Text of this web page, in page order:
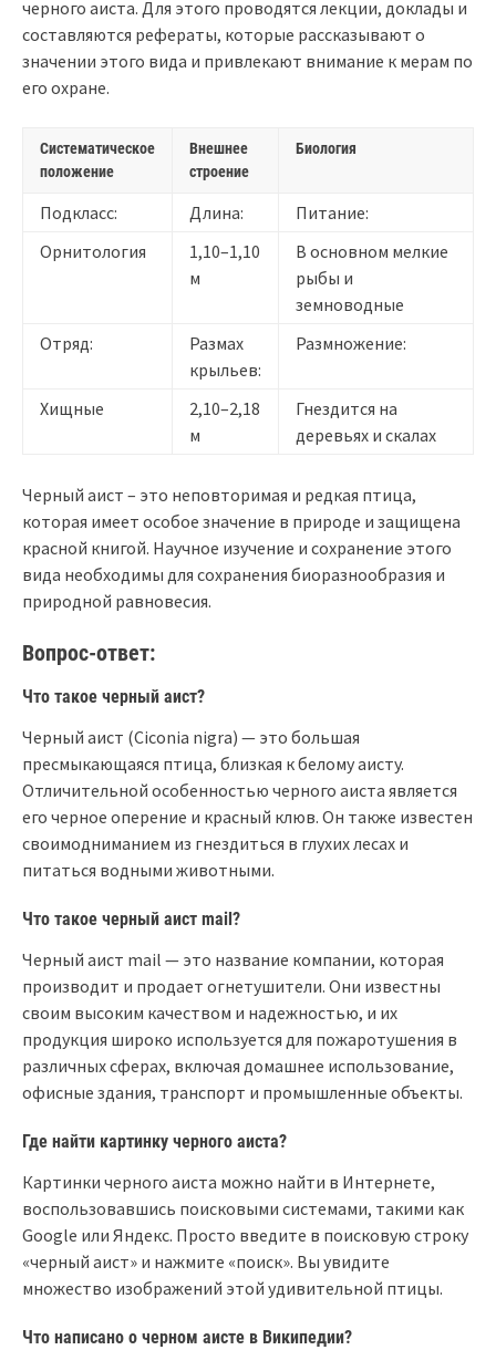
черного аиста. Для этого проводятся лекции, доклады и
составляются рефераты, которые рассказывают о
значении этого вида и привлекают внимание к мерам по
его охране.
Систематическое
положение
Внешнее
строение
Биология
Подкласс: Длина:
Питание:
Орнитология
1,10–1,10
м
В основном мелкие
рыбы и
земноводные
Отряд:
Размах
крыльев:
Размножение:
Хищные
2,10–2,18
м
Гнездится на
деревьях и скалах
Черный аист – это неповторимая и редкая птица,
которая имеет особое значение в природе и защищена
красной книгой. Научное изучение и сохранение этого
вида необходимы для сохранения биоразнообразия и
природной равновесия.
Вопрос-ответ:
Что такое черный аист?
Черный аист (Ciconia nigra) — это большая
пресмыкающаяся птица, близкая к белому аисту.
Отличительной особенностью черного аиста является
его черное оперение и красный клюв. Он также известен
своимодниманием из гнездиться в глухих лесах и
питаться водными животными.
Что такое черный аист mail?
Черный аист mail — это название компании, которая
производит и продает огнетушители. Они известны
своим высоким качеством и надежностью, и их
продукция широко используется для пожаротушения в
различных сферах, включая домашнее использование,
офисные здания, транспорт и промышленные объекты.
Где найти картинку черного аиста?
Картинки черного аиста можно найти в Интернете,
воспользовавшись поисковыми системами, такими как
Google или Яндекс. Просто введите в поисковую строку
«черный аист» и нажмите «поиск». Вы увидите
множество изображений этой удивительной птицы.
Что написано о черном аисте в Википедии?